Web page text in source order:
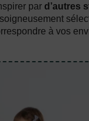
par d’autres
à vos